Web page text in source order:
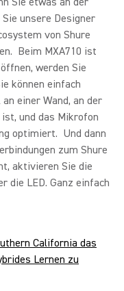
unsere Designer
von Shure
Beim MXA710 ist
werden Sie
können einfach
einer Wand, an der
und das Mikrofon
optimiert. Und dann
zum Shure
aktivieren Sie die
die LED. Ganz einfach
California das
Lernen zu